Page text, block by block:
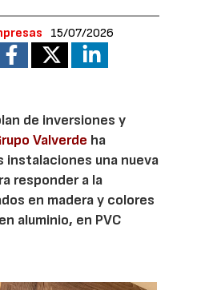
15/07/2026
de inversiones y
Valverde ha
instalaciones una nueva
responder a la
en madera y colores
aluminio, en PVC